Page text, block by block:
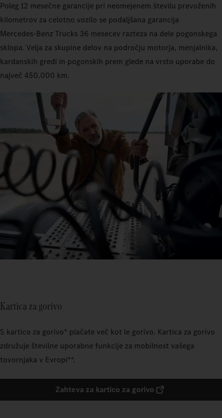
Poleg 12 mesečne garancije pri neomejenem številu prevoženih
kilometrov za celotno vozilo se podaljšana garancija
Mercedes‑Benz Trucks 36 mesecev razteza na dele pogonskega
sklopa. Velja za skupine delov na področju motorja, menjalnika,
kardanskih gredi in pogonskih prem glede na vrsto uporabe do
največ 450.000 km.
Kartica za gorivo
S kartico za gorivo* plačate več kot le gorivo. Kartica za gorivo
združuje številne uporabne funkcije za mobilnost vašega
tovornjaka v Evropi**.
Zahteva za kartico za gorivo